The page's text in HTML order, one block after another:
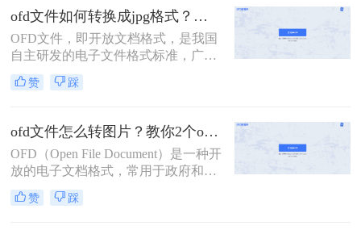
文件转换为JPG图片格式，以便更好
地进行查看、分享或打印。那么OFD
文件怎么转JPG图片呢？本文将为您
介绍二种实用的方法，帮助您轻松实
现OFD到JPG的转换。
ofd文件如何转换成jpg格式？这2个简单的方法快试试吧！
OFD文件，即开放文档格式，是我国
自主研发的电子文件格式标准，广泛
应用于电子发票、电子公文等领域。
然而，由于其特殊性，OFD文件在某
因此，ofd文件如何转换成jpg格式成
为了一个常见的需求。下面将介绍两
种将OFD文件转换成JPG格式的方
法。
赞 踩
ofd文件怎么转图片？教你2个ofd发票转图片的方法！
OFD（Open File Document）是一种开
放的电子文档格式，常用于政府和企
业内部文档的交换与阅读。有时，您
可能希望将OFD文件转换为图片格
赞 踩